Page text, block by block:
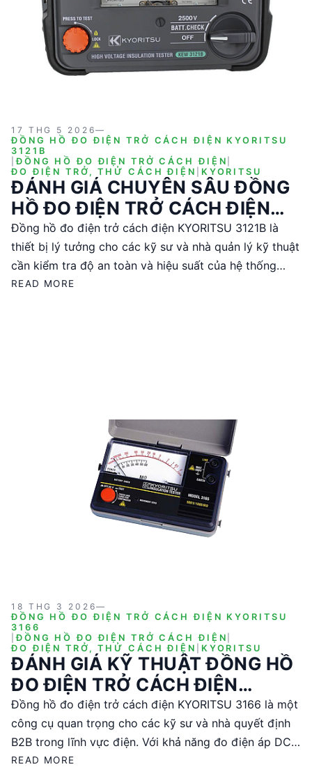
17 THG 5 2026—
ĐỒNG HỒ ĐO ĐIỆN TRỞ CÁCH ĐIỆN KYORITSU
3121B
|ĐỒNG HỒ ĐO ĐIỆN TRỞ CÁCH ĐIỆN
ĐO ĐIỆN TRỞ, THỬ CÁCH ĐIỆN
KYORITSU
ĐÁNH GIÁ CHUYÊN SÂU ĐỒNG
HỒ ĐO ĐIỆN TRỞ CÁCH ĐIỆN
KYORITSU 3121B
Đồng hồ đo điện trở cách điện KYORITSU 3121B là
thiết bị lý tưởng cho các kỹ sư và nhà quản lý kỹ thuật
cần kiểm tra độ an toàn và hiệu suất của hệ thống
điện. Với điện áp thử DC 2500V và khả năng đo lên
READ MORE
18 THG 3 2026—
ĐỒNG HỒ ĐO ĐIỆN TRỞ CÁCH ĐIỆN KYORITSU
3166
|ĐỒNG HỒ ĐO ĐIỆN TRỞ CÁCH ĐIỆN
ĐO ĐIỆN TRỞ, THỬ CÁCH ĐIỆN
KYORITSU
ĐÁNH GIÁ KỸ THUẬT ĐỒNG HỒ
ĐO ĐIỆN TRỞ CÁCH ĐIỆN
KYORITSU 3166
Đồng hồ đo điện trở cách điện KYORITSU 3166 là một
công cụ quan trọng cho các kỹ sư và nhà quyết định
B2B trong lĩnh vực điện. Với khả năng đo điện áp DC
lên tới 1000V và giá trị đo tối đa 2000MΩ, sản phẩm
READ MORE